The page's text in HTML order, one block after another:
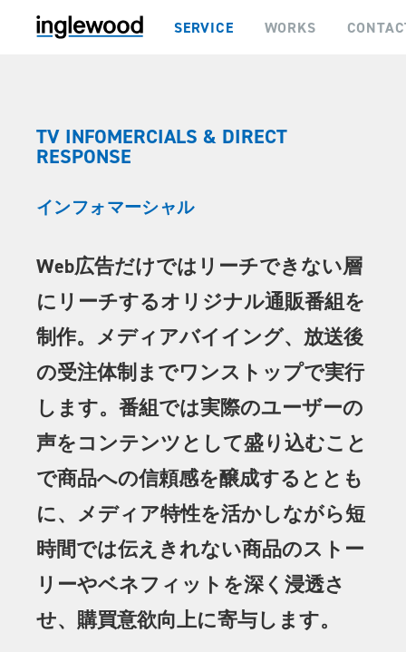
SERVICE WORKS
TV INFOMERCIALS & DIRECT
RESPONSE
インフォマーシャル
Web広告だけではリーチできない層
にリーチするオリジナル通販番組を
制作。メディアバイイング、放送後
の受注体制までワンストップで実行
します。番組では実際のユーザーの
声をコンテンツとして盛り込むこと
で商品への信頼感を醸成するととも
に、メディア特性を活かしながら短
時間では伝えきれない商品のストー
リーやベネフィットを深く浸透さ
せ、購買意欲向上に寄与します。